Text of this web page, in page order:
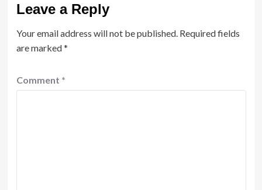
Leave a Reply
Your email address will not be published. Required fields
are marked*
Comment *